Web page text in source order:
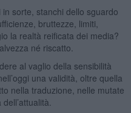
sorte, stanchi dello sguardo
bruttezze, limiti,
la realtà reificata dei media?
né riscatto.
al vaglio della sensibilità
una validità, oltre quella
nella traduzione, nelle mutate